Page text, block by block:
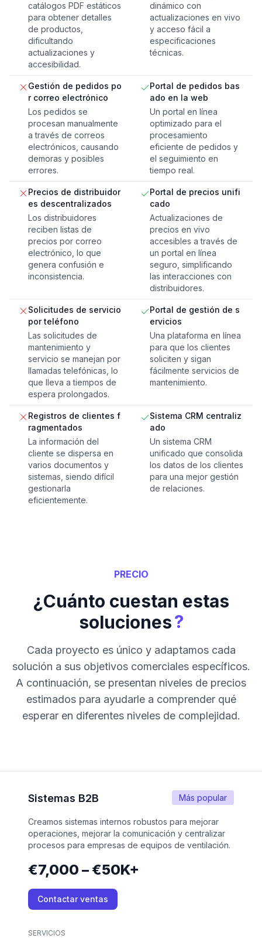
catálogos PDF estáticos
para obtener detalles
de productos,
dificultando
actualizaciones y
accesibilidad.
dinámico con
actualizaciones en vivo
y acceso fácil a
especificaciones
técnicas.
Gestión de pedidos po
r correo electrónico
Los pedidos se
procesan manualmente
a través de correos
electrónicos, causando
demoras y posibles
errores.
Portal de pedidos bas
ado en la web
Un portal en línea
optimizado para el
procesamiento
eficiente de pedidos y
el seguimiento en
tiempo real.
Precios de distribuidor
es descentralizados
Los distribuidores
reciben listas de
precios por correo
electrónico, lo que
genera confusión e
inconsistencia.
Portal de precios unifi
cado
Actualizaciones de
precios en vivo
accesibles a través de
un portal en línea
seguro, simplificando
las interacciones con
distribuidores.
Solicitudes de servicio
por teléfono
Las solicitudes de
mantenimiento y
servicio se manejan por
llamadas telefónicas, lo
que lleva a tiempos de
espera prolongados.
Portal de gestión de s
ervicios
Una plataforma en línea
para que los clientes
soliciten y sigan
fácilmente servicios de
mantenimiento.
Registros de clientes f
ragmentados
La información del
cliente se dispersa en
varios documentos y
sistemas, siendo difícil
gestionarla
eficientemente.
Sistema CRM centraliz
ado
Un sistema CRM
unificado que consolida
los datos de los clientes
para una mejor gestión
de relaciones.
PRECIO
¿Cuánto cuestan estas
soluciones?
Cada proyecto es único y adaptamos cada
solución a sus objetivos comerciales específicos.
A continuación, se presentan niveles de precios
estimados para ayudarle a comprender qué
esperar en diferentes niveles de complejidad.
Más popular
Sistemas B2B
Creamos sistemas internos robustos para mejorar
operaciones, mejorar la comunicación y centralizar
procesos para empresas de equipos de ventilación.
€7,000 – €50K+
Contactar ventas
SERVICIOS